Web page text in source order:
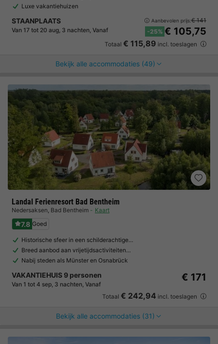
Luxe vakantiehuizen
STAANPLAATS
Van 17 tot 20 aug, 3 nachten, Vanaf
Aanbevolen prijs:€ 141
-25% € 105,75
Totaal € 115,89 incl. toeslagen
Bekijk alle accommodaties (49)
Landal Ferienresort Bad Bentheim
Nedersaksen, Bad Bentheim Kaart
7.8 Goed
Historische sfeer in een schilderachtige…
Breed aanbod aan vrijetijdsactiviteiten…
Nabij steden als Münster en Osnabrück
VAKANTIEHUIS 9 personen
Van 1 tot 4 sep, 3 nachten, Vanaf
€ 171
Totaal € 242,94 incl. toeslagen
Bekijk alle accommodaties (31)